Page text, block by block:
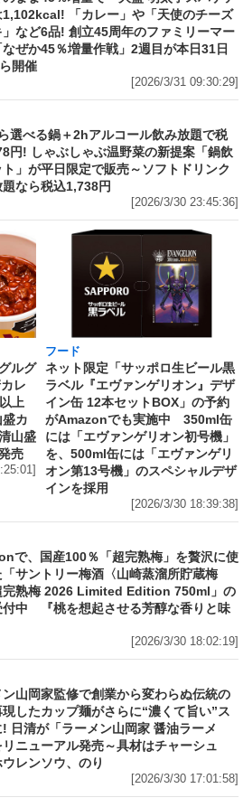
1,102kcal! 「カレー」や「天使のチーズ
」など6品! 創立45周年のファミリーマー
なぜか45％増量作戦」2週目が本日31日
開催
[2026/3/31 09:30:29]
選べる鍋＋2hアルコール飲み放題で税
円! しゃぶしゃぶ温野菜の新提案「鍋飲
」が平日限定で販売～ソフトドリンク
なら税込1,738円
[2026/3/30 23:45:36]
ルグ
レ
上
カ
山盛
売
フード
ネット限定「サッポロ生ビール黒
ラベル『エヴァンゲリオン』デザ
イン缶 12本セットBOX」の予約
がAmazonでも実施中 350ml缶
には「エヴァンゲリオン初号機」
を、500ml缶には「エヴァンゲリ
オン第13号機」のスペシャルデザ
インを採用
[2026/3/30 18:39:38]
で、国産100％「超完熟梅」を贅沢に使
「サントリー梅酒〈山崎蒸溜所貯蔵梅
完熟梅 2026 Limited Edition 750ml」の
付中 『桃を想起させる芳醇な香りと味
[2026/3/30 18:02:19]
ン山岡家監修で創業から変わらぬ伝統の
現したカップ麺がさらに“濃くて旨い”ス
! 日清が「ラーメン山岡家 醤油ラーメ
リニューアル発売～具材はチャーシュ
レンソウ、のり
[2026/3/30 17:01:58]